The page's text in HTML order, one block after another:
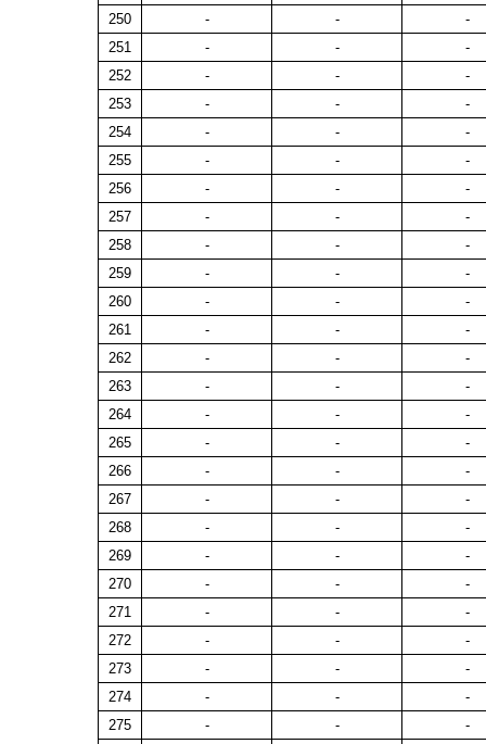
250
- -
-
251
- -
-
252
- -
-
253
- -
-
254
- -
-
255
- -
-
256
- -
-
257
- -
-
258
- -
-
259
- -
-
260
- -
-
261
- -
-
262
- -
-
263
- -
-
264
- -
-
265
- -
-
266
- -
-
267
- -
-
268
- -
-
269
- -
-
270
- -
-
271
- -
-
272
- -
-
273
- -
-
274
- -
-
275
- -
-